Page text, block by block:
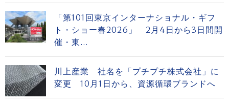
「第101回東京インターナショナル・ギフ
ト・ショー春2026」 2月4日から3日間開
催・東...
川上産業 社名を「プチプチ株式会社」に
変更 10月1日から、資源循環ブランドへ